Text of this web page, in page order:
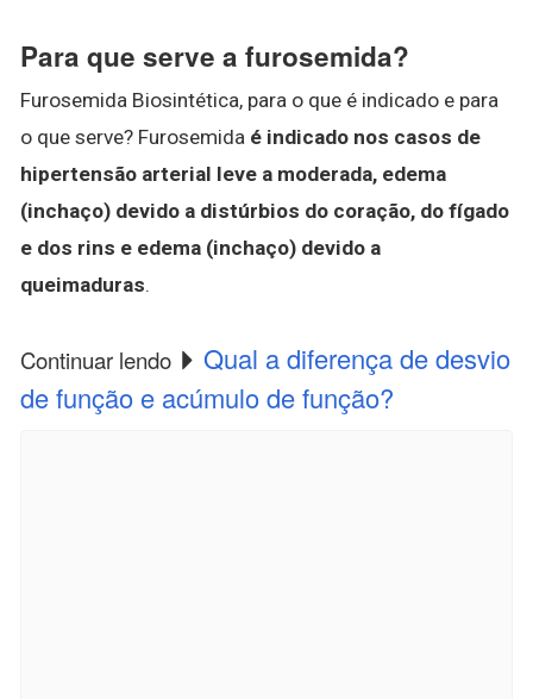
Para que serve a furosemida?
Furosemida Biosintética, para o que é indicado e para
o que serve? Furosemida é indicado nos casos de
hipertensão arterial leve a moderada, edema
(inchaço) devido a distúrbios do coração, do fígado
e dos rins e edema (inchaço) devido a
queimaduras.
Continuar lendo
Qual a diferença de desvio
de função e acúmulo de função?